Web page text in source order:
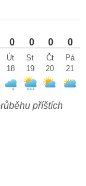
0 0 0 0
Út
18
St
19
Čt
20
Pá
21
příštích